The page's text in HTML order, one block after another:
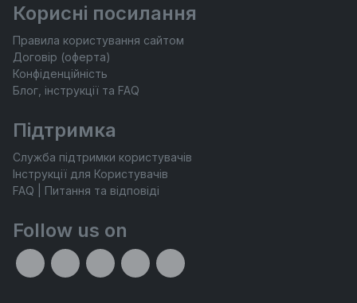
Корисні посилання
Правила користування сайтом
Договір (оферта)
Конфіденційність
Блог, інструкції та FAQ
Підтримка
Служба підтримки користувачів
Інструкції для Користувачів
FAQ | Питання та відповіді
Follow us on